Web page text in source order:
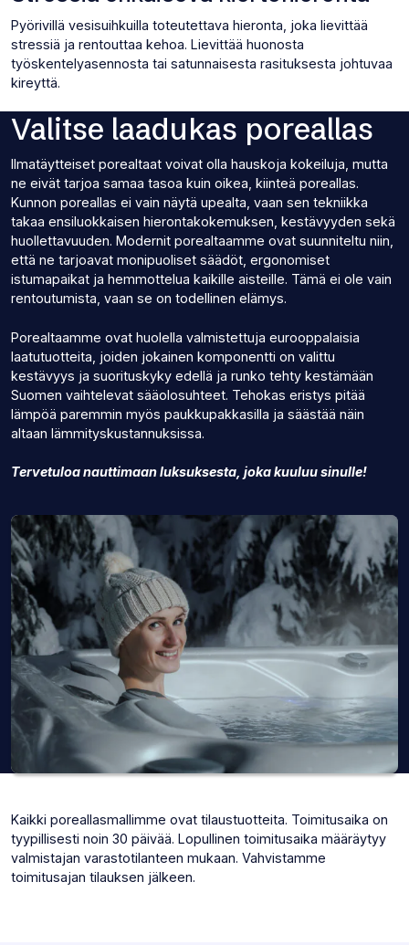
Pyörivillä vesisuihkuilla toteutettava hieronta, joka lievittää
stressiä ja rentouttaa kehoa. Lievittää huonosta
työskentelyasennosta tai satunnaisesta rasituksesta johtuvaa
kireyttä.
Valitse laadukas poreallas
Ilmatäytteiset porealtaat voivat olla hauskoja kokeiluja, mutta
ne eivät tarjoa samaa tasoa kuin oikea, kiinteä poreallas.
Kunnon poreallas ei vain näytä upealta, vaan sen tekniikka
takaa ensiluokkaisen hierontakokemuksen, kestävyyden sekä
huollettavuuden. Modernit porealtaamme ovat suunniteltu niin,
että ne tarjoavat monipuoliset säädöt, ergonomiset
istumapaikat ja hemmottelua kaikille aisteille. Tämä ei ole vain
rentoutumista, vaan se on todellinen elämys.
Porealtaamme ovat huolella valmistettuja eurooppalaisia
laatutuotteita, joiden jokainen komponentti on valittu
kestävyys ja suorituskyky edellä ja runko tehty kestämään
Suomen vaihtelevat sääolosuhteet. Tehokas eristys pitää
lämpöä paremmin myös paukkupakkasilla ja säästää näin
altaan lämmityskustannuksissa.
Tervetuloa nauttimaan luksuksesta, joka kuuluu sinulle!
Kaikki poreallasmallimme ovat tilaustuotteita. Toimitusaika on
tyypillisesti noin 30 päivää. Lopullinen toimitusaika määräytyy
valmistajan varastotilanteen mukaan. Vahvistamme
toimitusajan tilauksen jälkeen.